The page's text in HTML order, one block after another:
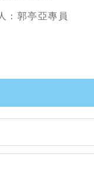
：郭亭亞專員